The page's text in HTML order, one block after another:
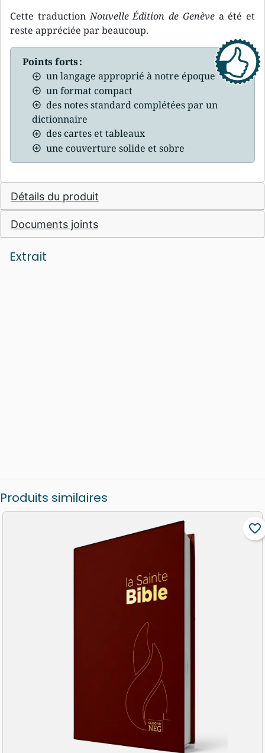
Cette traductionNouvelle Édition de Genèvea été et
reste appréciée par beaucoup.
Points forts :
un langage approprié à notre époque
un format compact
des notes standard complétées par un
dictionnaire
des cartes et tableaux
une couverture solide et sobre
Détails du produit
Documents joints
Extrait
Produits similaires
favorite_border